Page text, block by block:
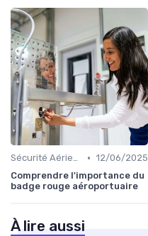
Sécurité Aérienne • 12/06/2025
Comprendre l'importance du
badge rouge aéroportuaire
À lire aussi